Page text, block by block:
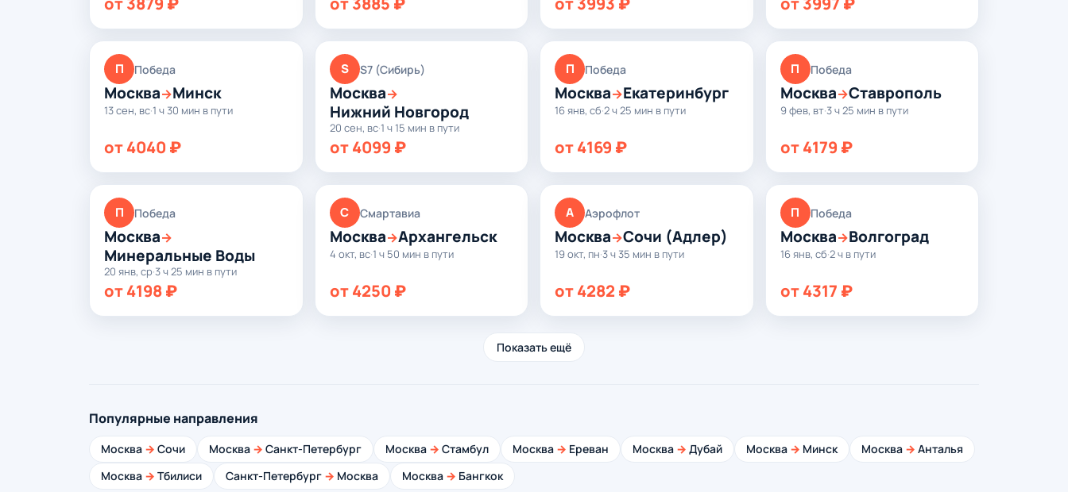
П Победа
Москва→Минск
13 сен, вс·1 ч 30 мин в пути
от 4040 ₽
S S7 (Сибирь)
Москва→
Нижний Новгород
20 сен, вс·1 ч 15 мин в пути
от 4099 ₽
П Победа
Москва→Екатеринбург
16 янв, сб·2 ч 25 мин в пути
от 4169 ₽
П Победа
Москва→Ставрополь
9 фев, вт·3 ч 25 мин в пути
от 4179 ₽
П Победа
Москва→
Минеральные Воды
20 янв, ср·3 ч 25 мин в пути
от 4198 ₽
С Смартавиа
Москва→Архангельск
4 окт, вс·1 ч 50 мин в пути
от 4250 ₽
А Аэрофлот
Москва→Сочи (Адлер)
19 окт, пн·3 ч 35 мин в пути
от 4282 ₽
П Победа
Москва→Волгоград
16 янв, сб·2 ч в пути
от 4317 ₽
Показать ещё
Популярные направления
Москва → Сочи Москва → Санкт-Петербург Москва → Стамбул Москва → Ереван Москва → Дубай Москва → Минск Москва → Анталья
Москва → Тбилиси Санкт-Петербург → Москва Москва → Бангкок